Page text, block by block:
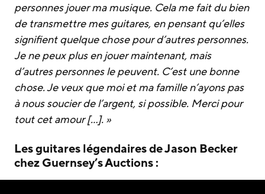
personnes jouer ma musique. Cela me fait du bien
de transmettre mes guitares, en pensant qu’elles
signifient quelque chose pour d’autres personnes.
Je ne peux plus en jouer maintenant, mais
d’autres personnes le peuvent. C’est une bonne
chose. Je veux que moi et ma famille n’ayons pas
à nous soucier de l’argent, si possible. Merci pour
tout cet amour […]. »
Les guitares légendaires de Jason Becker
chez Guernsey’s Auctions :